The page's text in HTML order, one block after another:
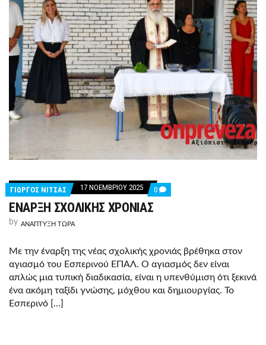
ΓΙΩΡΓΟΣ ΝΙΤΣΑΣ 17 ΝΟΕΜΒΡΊΟΥ 2025 0 COMMENTS
ON
ΕΝΑΡΞΗ ΣΧΟΛΙΚΗΣ ΧΡΟΝΙΑΣ
by ΑΝΑΠΤΥΞΗ ΤΩΡΑ
Με την έναρξη της νέας σχολικής χρονιάς βρέθηκα στον
αγιασμό του Εσπερινού ΕΠΑΛ. Ο αγιασμός δεν είναι
απλώς μια τυπική διαδικασία, είναι η υπενθύμιση ότι ξεκινά
ένα ακόμη ταξίδι γνώσης, μόχθου και δημιουργίας. Το
Εσπερινό […]